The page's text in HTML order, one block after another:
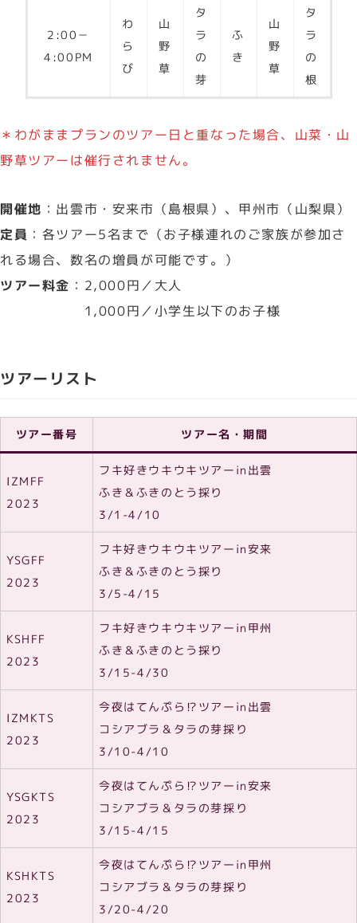
2:00－
4:00PM
わ
ら
び
山
野
草
タ
ラ
の
芽
ふ
き
山
野
草
タ
ラ
の
根
＊わがままプランのツアー日と重なった場合、山菜・山
野草ツアーは催行されません。
開催地 ：出雲市・安来市（島根県）、甲州市（山梨県）
定員 ：各ツアー5名まで（お子様連れのご家族が参加さ
れる場合、数名の増員が可能です。）
ツアー料金 ：2,000円／大人
1,000円／小学生以下のお子様
ツアーリスト
ツアー番号 ツアー名・期間
IZMFF
2023
フキ好きウキウキツアーin出雲
ふき＆ふきのとう採り
3/1-4/10
YSGFF
2023
フキ好きウキウキツアーin安来
ふき＆ふきのとう採り
3/5-4/15
KSHFF
2023
フキ好きウキウキツアーin甲州
ふき＆ふきのとう採り
3/15-4/30
IZMKTS
2023
今夜はてんぷら⁉ツアーin出雲
コシアブラ＆タラの芽採り
3/10-4/10
YSGKTS
2023
今夜はてんぷら⁉ツアーin安来
コシアブラ＆タラの芽採り
3/15-4/15
KSHKTS
2023
今夜はてんぷら⁉ツアーin甲州
コシアブラ＆タラの芽採り
3/20-4/20